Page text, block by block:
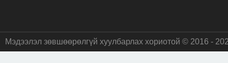
Мэдээлэл зөвшөөрөлгүй хуулбарлах хориотой © 2016 -